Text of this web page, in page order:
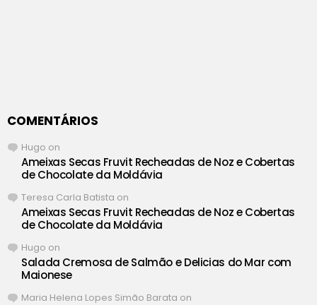
COMENTÁRIOS
Hugo on
Ameixas Secas Fruvit Recheadas de Noz e Cobertas
de Chocolate da Moldávia
Teresa Carla Batista on
Ameixas Secas Fruvit Recheadas de Noz e Cobertas
de Chocolate da Moldávia
Hugo on
Salada Cremosa de Salmão e Delicias do Mar com
Maionese
Maria Helena Lopes Simão Barata on